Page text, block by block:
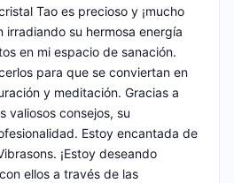
Tao es precioso y ¡mucho
irradiando su hermosa energía
en mi espacio de sanación.
para que se conviertan en
y meditación. Gracias a
valiosos consejos, su
Estoy encantada de
¡Estoy deseando
ellos a través de las